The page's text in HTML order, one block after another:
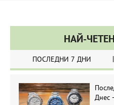
НАЙ-
ПОСЛЕДНИ 7 ДНИ
Днес